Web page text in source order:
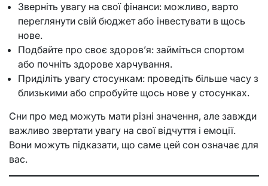
Зверніть увагу на свої фінанси: можливо, варто
переглянути свій бюджет або інвестувати в щось
нове.
Подбайте про своє здоров’я: займіться спортом
або почніть здорове харчування.
Приділіть увагу стосункам: проведіть більше часу з
близькими або спробуйте щось нове у стосунках.
Сни про мед можуть мати різні значення, але завжди
важливо звертати увагу на свої відчуття і емоції.
Вони можуть підказати, що саме цей сон означає для
вас.